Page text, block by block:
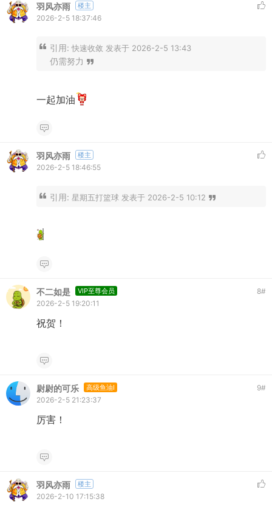
羽风亦雨 楼主
2026-2-5 18:37:46
引用: 快速收敛 发表于 2026-2-5 13:43
仍需努力
一起加油
羽风亦雨 楼主
2026-2-5 18:46:55
引用: 星期五打篮球 发表于 2026-2-5 10:12
不二如是 VIP至尊会员 8#
2026-2-5 19:20:11
祝贺！
尉尉的可乐 高级鱼油I 9#
2026-2-5 21:23:37
厉害！
羽风亦雨 楼主
2026-2-10 17:15:38